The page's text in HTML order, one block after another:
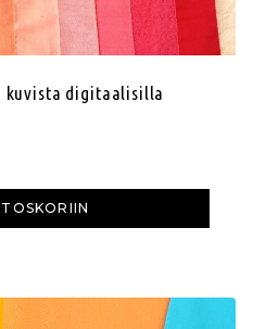
kuvista digitaalisilla